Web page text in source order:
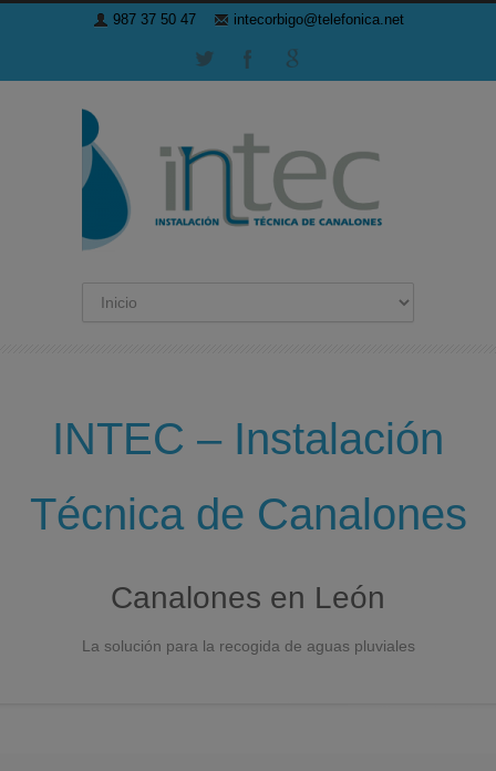
987 37 50 47 intecorbigo@telefonica.net
INTEC – Instalación
Técnica de Canalones
Canalones en León
La solución para la recogida de aguas pluviales